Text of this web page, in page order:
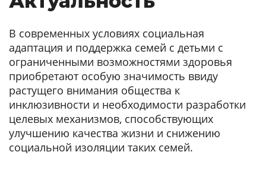
В современных условиях социальная
адаптация и поддержка семей с детьми с
ограниченными возможностями здоровья
приобретают особую значимость ввиду
растущего внимания общества к
инклюзивности и необходимости разработки
целевых механизмов, способствующих
улучшению качества жизни и снижению
социальной изоляции таких семей.